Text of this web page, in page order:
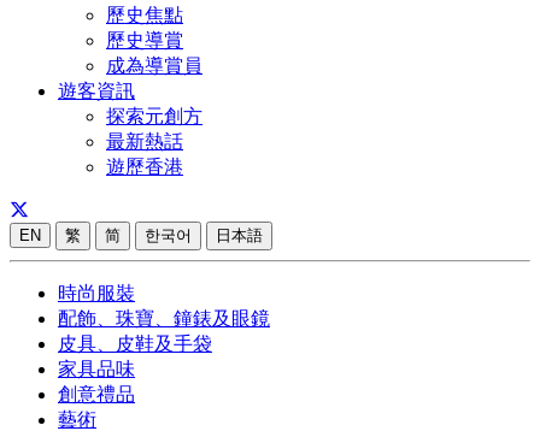
歷史焦點
歷史導賞
成為導賞員
遊客資訊
探索元創方
最新熱話
遊歷香港
EN 繁 简 한국어 日本語
時尚服裝
配飾、珠寶、鐘錶及眼鏡
皮具、皮鞋及手袋
家具品味
創意禮品
藝術